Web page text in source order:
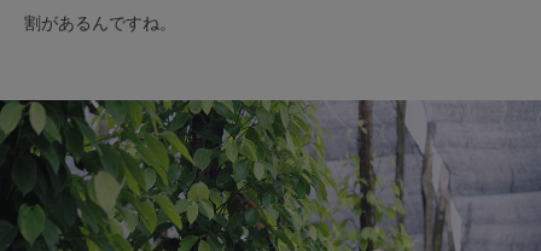
割があるんですね。